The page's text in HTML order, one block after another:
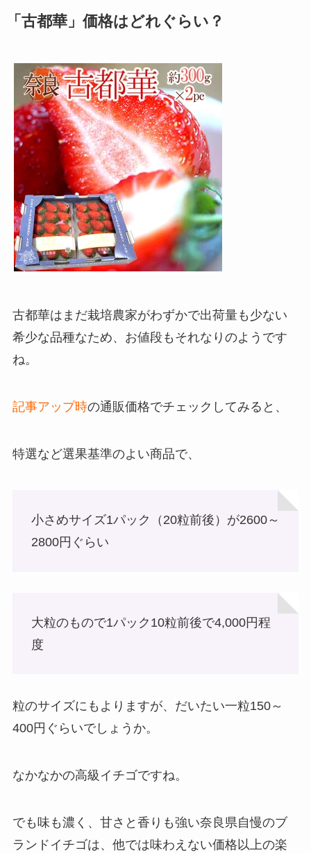
「古都華」価格はどれぐらい？
古都華はまだ栽培農家がわずかで出荷量も少ない
希少な品種なため、お値段もそれなりのようです
ね。
記事アップ時の通販価格でチェックしてみると、
特選など選果基準のよい商品で、
小さめサイズ1パック（20粒前後）が2600～
2800円ぐらい
大粒のもので1パック10粒前後で4,000円程
度
粒のサイズにもよりますが、だいたい一粒150～
400円ぐらいでしょうか。
なかなかの高級イチゴですね。
でも味も濃く、甘さと香りも強い奈良県自慢のブ
ランドイチゴは、他では味わえない価格以上の楽